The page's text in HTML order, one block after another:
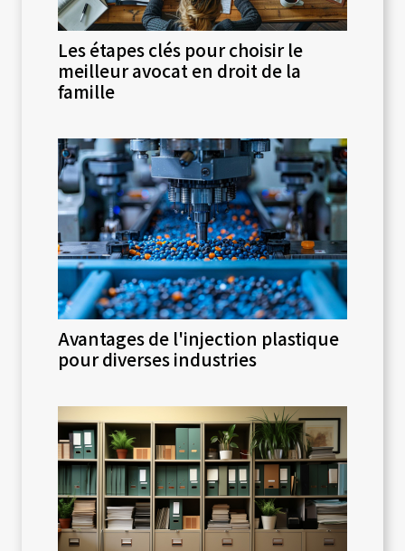
Les étapes clés pour choisir le
meilleur avocat en droit de la
famille
Avantages de l'injection plastique
pour diverses industries